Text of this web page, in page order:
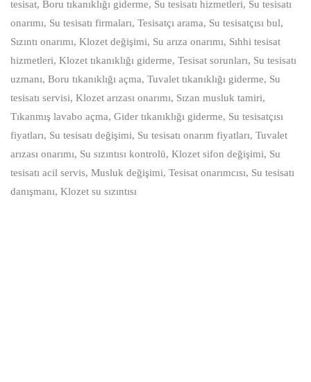
tesisat, Boru tıkanıklığı giderme, Su tesisatı hizmetleri, Su tesisatı
onarımı, Su tesisatı firmaları, Tesisatçı arama, Su tesisatçısı bul,
Sızıntı onarımı, Klozet değişimi, Su arıza onarımı, Sıhhi tesisat
hizmetleri, Klozet tıkanıklığı giderme, Tesisat sorunları, Su tesisatı
uzmanı, Boru tıkanıklığı açma, Tuvalet tıkanıklığı giderme, Su
tesisatı servisi, Klozet arızası onarımı, Sızan musluk tamiri,
Tıkanmış lavabo açma, Gider tıkanıklığı giderme, Su tesisatçısı
fiyatları, Su tesisatı değişimi, Su tesisatı onarım fiyatları, Tuvalet
arızası onarımı, Su sızıntısı kontrolü, Klozet sifon değişimi, Su
tesisatı acil servis, Musluk değişimi, Tesisat onarımcısı, Su tesisatı
danışmanı, Klozet su sızıntısı